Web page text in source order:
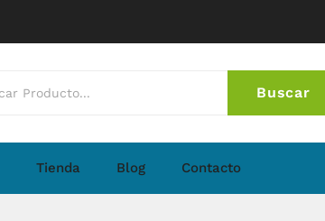
Buscar
Tienda Blog Contacto